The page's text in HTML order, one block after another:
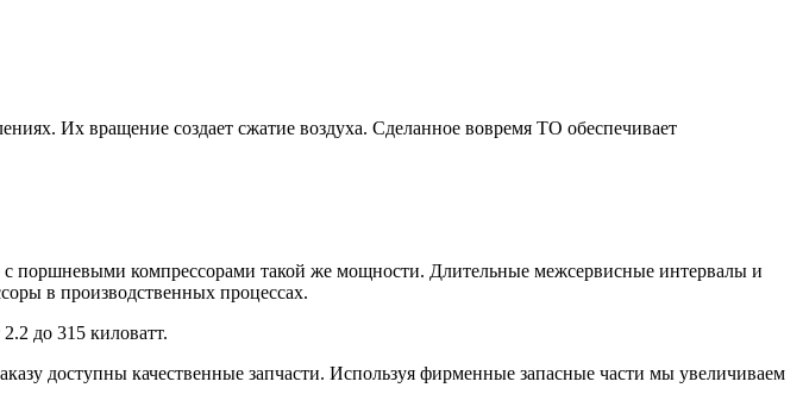
Их вращение создает сжатие воздуха. Сделанное вовремя ТО обеспечивает
поршневыми компрессорами такой же мощности. Длительные межсервисные интервалы и
в производственных процессах.
до 315 киловатт.
доступны качественные запчасти. Используя фирменные запасные части мы увеличиваем